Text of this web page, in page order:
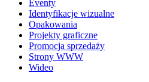
Eventy
Identyfikacje wizualne
Opakowania
Projekty graficzne
Promocja sprzedaży
Strony WWW
Wideo